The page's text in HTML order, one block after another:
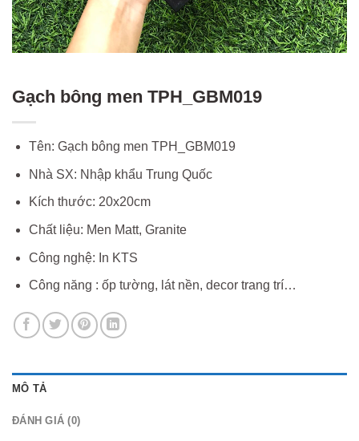
Gạch bông men TPH_GBM019
Tên: Gạch bông men TPH_GBM019
Nhà SX: Nhập khẩu Trung Quốc
Kích thước: 20x20cm
Chất liệu: Men Matt, Granite
Công nghệ: In KTS
Công năng : ốp tường, lát nền, decor trang trí…
MÔ TẢ
ĐÁNH GIÁ (0)